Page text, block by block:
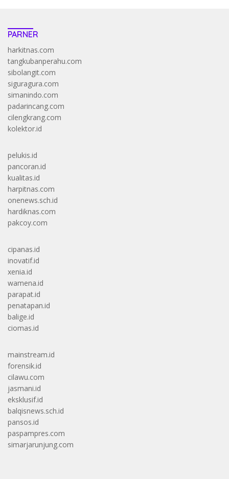
PARNER
harkitnas.com
tangkubanperahu.com
sibolangit.com
siguragura.com
simanindo.com
padarincang.com
cilengkrang.com
kolektor.id
pelukis.id
pancoran.id
kualitas.id
harpitnas.com
onenews.sch.id
hardiknas.com
pakcoy.com
cipanas.id
inovatif.id
xenia.id
wamena.id
parapat.id
penatapan.id
balige.id
ciomas.id
mainstream.id
forensik.id
cilawu.com
jasmani.id
eksklusif.id
balqisnews.sch.id
pansos.id
paspampres.com
simarjarunjung.com